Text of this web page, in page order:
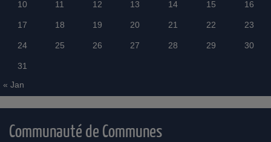
10 11 12 13 14 15 16
17 18 19 20 21 22 23
24 25 26 27 28 29 30
31
« Jan
Communauté de Communes